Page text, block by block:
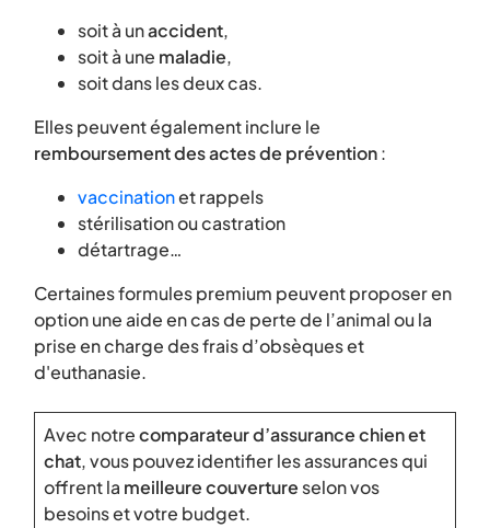
soit à unaccident,
soit à une maladie,
soit dans les deux cas.
Elles peuvent également inclure le
remboursement des actes de prévention:
vaccinationet rappels
stérilisation ou castration
détartrage…
Certaines formules premium peuvent proposer en
option une aide en cas de perte de l’animal ou la
prise en charge des frais d’obsèques et
d'euthanasie.
Avec notrecomparateur d’assurance chien et
chat, vous pouvez identifier les assurances qui
offrent la meilleure couverture selon vos
besoins et votre budget.